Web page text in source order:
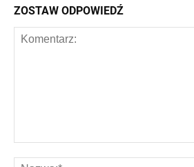
ZOSTAW ODPOWIEDŹ